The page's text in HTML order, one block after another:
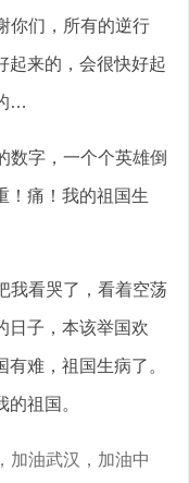
你们，所有的逆行
来的，会很快好起
…
数字，一个个英雄倒
！痛！我的祖国生
我看哭了，看着空荡
日子，本该举国欢
难，祖国生病了。
祖国。
加油武汉，加油中